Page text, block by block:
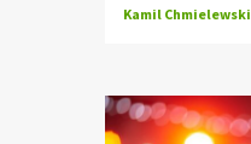
Kamil Chmielewski